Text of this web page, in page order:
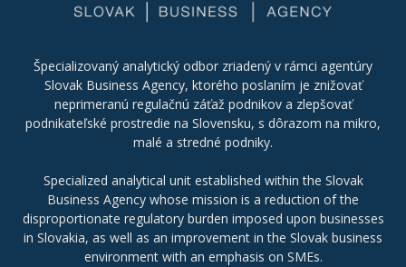
Špecializovaný analytický odbor zriadený v rámci agentúry
Slovak Business Agency, ktorého poslaním je znižovať
neprimeranú regulačnú záťaž podnikov a zlepšovať
podnikateľské prostredie na Slovensku, s dôrazom na mikro,
malé a stredné podniky.
Specialized analytical unit established within the Slovak
Business Agency whose mission is a reduction of the
disproportionate regulatory burden imposed upon businesses
in Slovakia, as well as an improvement in the Slovak business
environment with an emphasis on SMEs.